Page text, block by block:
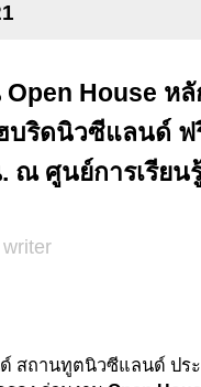
House หลั
บริดนิวซีแลนด์ ฟ
ณ ศูนย์การเรียน
สถานทูตนิวซีแลนด์ ประ